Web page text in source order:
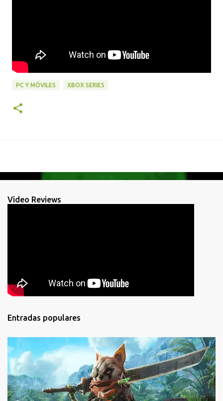
PC Y MÓVILES XBOX SERIES
Video Reviews
Entradas populares